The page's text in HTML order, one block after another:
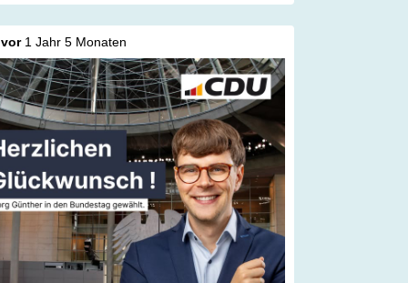
#GeorgG
vor1 Jahr 5 Monaten